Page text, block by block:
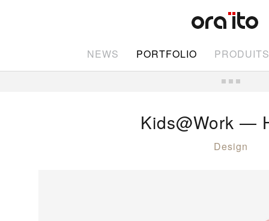
NEWS PORTFOLIO PRODUITS
Kids@Work —
Design